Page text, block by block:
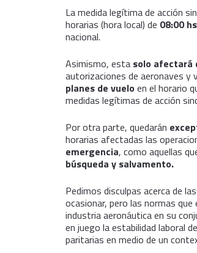
La medida legítima de acción
horarias (hora local) de 08:00
nacional.
Asimismo, esta solo afectará
autorizaciones de aeronaves y
planes de vuelo en el horario
medidas legítimas de acción
Por otra parte, quedarán
horarias afectadas las
emergencia, como aquellas
búsqueda y salvamento.
Pedimos disculpas acerca de
ocasionar, pero las normas
industria aeronáutica en su
en juego la estabilidad laboral
paritarias en medio de un